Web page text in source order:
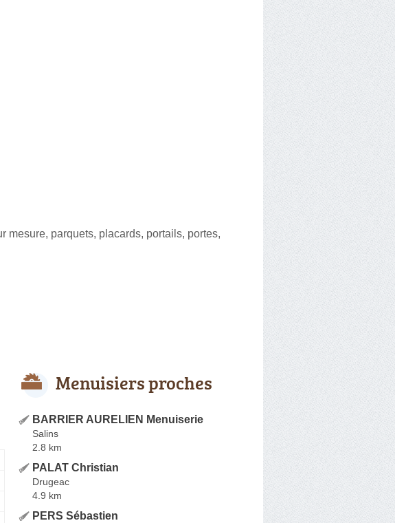
mesure, parquets, placards, portails, portes,
Menuisiers proches
BARRIER AURELIEN Menuiserie
Salins
2.8 km
PALAT Christian
Drugeac
4.9 km
PERS Sébastien